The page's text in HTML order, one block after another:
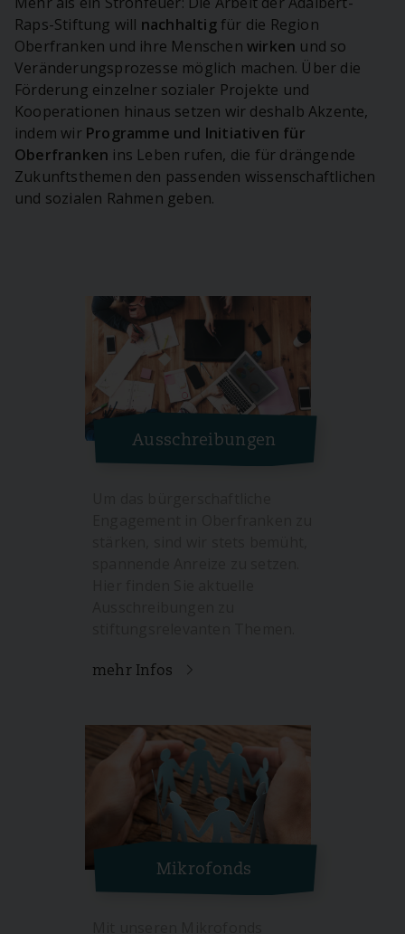
Raps-Stiftung will nachhaltigfür die Region
Oberfranken und ihre Menschen wirken und so
Veränderungsprozesse möglich machen. Über die
Förderung einzelner sozialer Projekte und
Kooperationen hinaus setzen wir deshalb Akzente,
indem wir Programme und Initiativen für
Oberfranken ins Leben rufen, die für drängende
Zukunftsthemen den passenden wissenschaftlichen
und sozialen Rahmen geben.
Ausschreibungen
mehr Infos
Mikrofonds